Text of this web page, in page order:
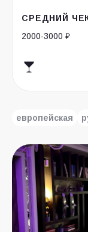
СРЕДНИЙ
2000-3000 ₽
европейская